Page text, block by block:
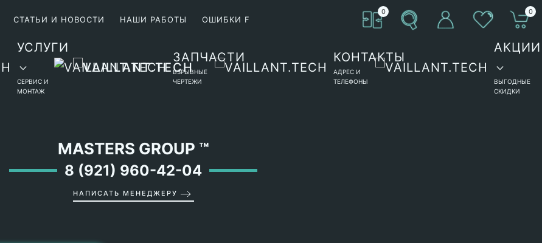
СТАТЬИ И НОВОСТИ НАШИ РАБОТЫ ОШИБКИ F
0 0
УСЛУГИ
СЕРВИС И
МОНТАЖ
ЗАПЧАСТИ
ВЗРЫВНЫЕ
ЧЕРТЕЖИ
КОНТАКТЫ
АДРЕС И
ТЕЛЕФОНЫ
АКЦИИ
ВЫГОДНЫЕ
СКИДКИ
MASTERS GROUP ™
8 (921) 960-42-04
НАПИСАТЬ МЕНЕДЖЕРУ